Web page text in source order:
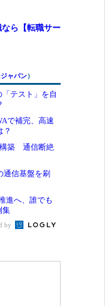
ら【転職サー
ャパン）
テスト」を自
で補完、高速
？
構築 通信断絶
通信基盤を刷
進へ、誰でも
集
by